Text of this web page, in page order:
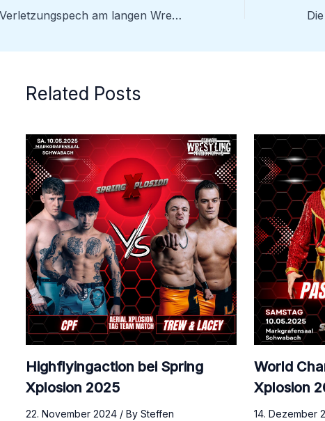
Verletzungspech am langen Wrestling-Wochenende
Related Posts
Highflyingaction bei Spring
Xplosion 2025
22. November 2024 / By Steffen
World
Xplosion
14. Dezember